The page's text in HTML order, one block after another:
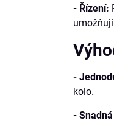
- Řízení:
-
kolo.
-